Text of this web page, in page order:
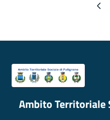
Pagina
Ambito Territoriale